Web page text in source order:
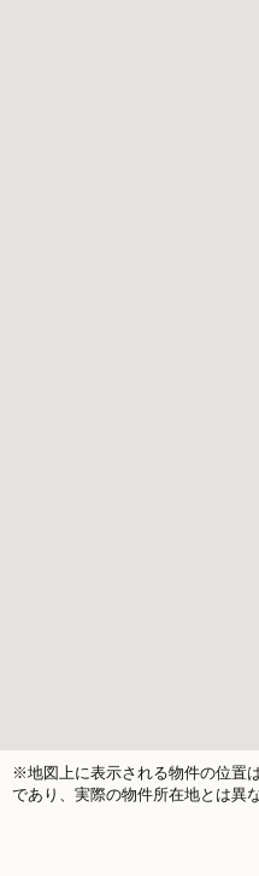
※地図上に表示される物件の位置
であり、実際の物件所在地とは異